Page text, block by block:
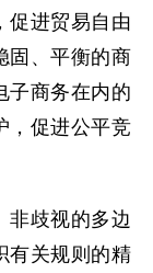
促进贸易自由
固、平衡的商
子商务在内的
，促进公平竞
歧视的多边
有关规则的精